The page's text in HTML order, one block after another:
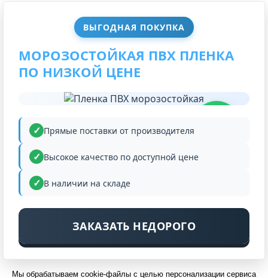
ВЫГОДНАЯ ПОКУПКА
МОРОЗОСТОЙКАЯ ПВХ ПЛЕНКА
ПО НИЗКОЙ ЦЕНЕ
Прямые поставки от производителя
Высокое качество по доступной цене
В наличии на складе
ЗАКАЗАТЬ НЕДОРОГО
Мы обрабатываем cookie-файлы с целью персонализации сервиса